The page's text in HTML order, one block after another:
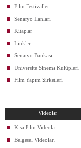
Film Festivalleri
Senaryo İlanları
Kitaplar
Linkler
Senaryo Bankası
Universite Sinema Kulüpleri
Film Yapım Şirketleri
Videolar
Kısa Film Videoları
Belgesel Videoları